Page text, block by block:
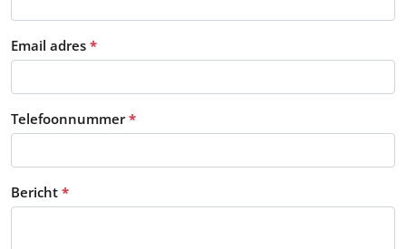
Email adres *
Telefoonnummer *
Bericht *